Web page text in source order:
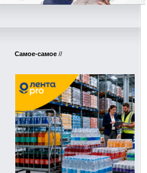
Самое-самое //